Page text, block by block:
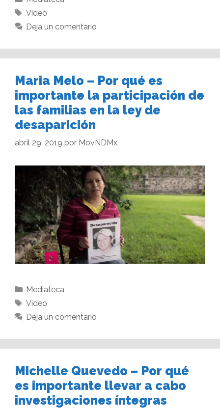
Video
Deja un comentario
Maria Melo – Por qué es
importante la participación de
las familias en la ley de
desaparición
abril 29, 2019 por MovNDMx
Mediateca
Video
Deja un comentario
Michelle Quevedo – Por qué
es importante llevar a cabo
investigaciones íntegras